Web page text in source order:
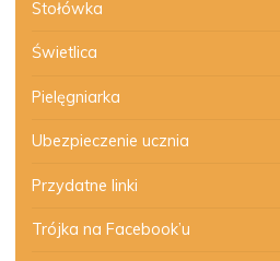
Stołówka
Świetlica
Pielęgniarka
Ubezpieczenie ucznia
Przydatne linki
Trójka na Facebook’u